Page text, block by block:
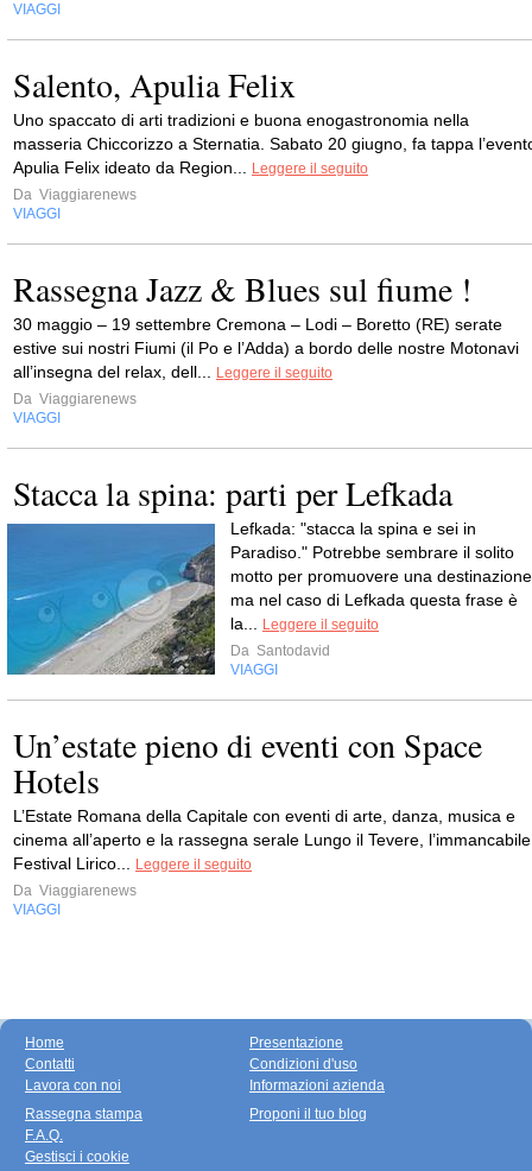
VIAGGI
Salento, Apulia Felix
Uno spaccato di arti tradizioni e buona enogastronomia nella
masseria Chiccorizzo a Sternatia. Sabato 20 giugno, fa tappa
Apulia Felix ideato da Region...
Leggere il seguito
Da Viaggiarenews
VIAGGI
Rassegna Jazz & Blues sul fiume !
30 maggio – 19 settembre Cremona – Lodi – Boretto (RE) serate
estive sui nostri Fiumi (il Po e l’Adda) a bordo delle nostre Motonavi
all’insegna del relax, dell...
Leggere il seguito
Da Viaggiarenews
VIAGGI
Stacca la spina: parti per Lefkada
Lefkada: "stacca la spina e sei in
Paradiso." Potrebbe sembrare il solito
motto per promuovere una
ma nel caso di Lefkada questa frase è
la...
Leggere il seguito
Da Santodavid
VIAGGI
Un’estate pieno di eventi con Space
Hotels
L’Estate Romana della Capitale con eventi di arte, danza, musica e
cinema all’aperto e la rassegna serale Lungo il Tevere, l’immancabile
Festival Lirico...
Leggere il seguito
Da Viaggiarenews
VIAGGI
Home
Contatti
Lavora con noi
Presentazione
Condizioni d'uso
Informazioni azienda
Rassegna stampa
F.A.Q.
Gestisci i cookie
Proponi il tuo blog